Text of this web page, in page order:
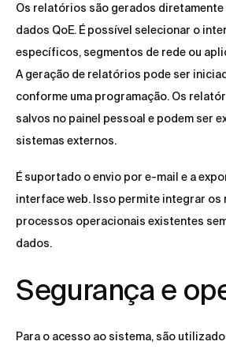
Os relatórios são gerados
dados QoE. É possível selecionar o
específicos, segmentos de rede ou
A geração de relatórios pode ser
conforme uma programação. Os
salvos no painel pessoal e podem ser
sistemas externos.
É suportado o envio por e-mail e a
interface web. Isso permite integrar os
processos operacionais existentes
dados.
Segurança e
Para o acesso ao sistema, são